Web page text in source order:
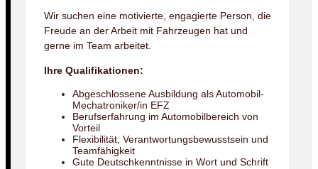
Wir suchen eine motivierte, engagierte Person, die
Freude an der Arbeit mit Fahrzeugen hat und
gerne im Team arbeitet.
Ihre Qualifikationen:
Abgeschlossene Ausbildung als Automobil-
Mechatroniker/in EFZ
Berufserfahrung im Automobilbereich von
Vorteil
Flexibilität, Verantwortungsbewusstsein und
Teamfähigkeit
Gute Deutschkenntnisse in Wort und Schrift